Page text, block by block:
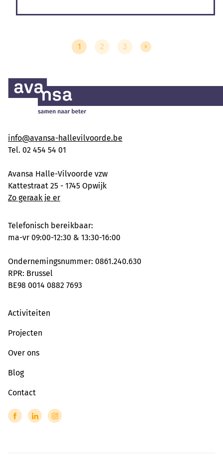
1 2 3
info@avansa-hallevilvoorde.be
Tel. 02 454 54 01
Avansa Halle-Vilvoorde vzw
Kattestraat 25 - 1745 Opwijk
Zo geraak je er
Telefonisch bereikbaar:
ma-vr 09:00-12:30 & 13:30-16:00
Ondernemingsnummer: 0861.240.630
RPR: Brussel
BE98 0014 0882 7693
Activiteiten
Projecten
Over ons
Blog
Contact